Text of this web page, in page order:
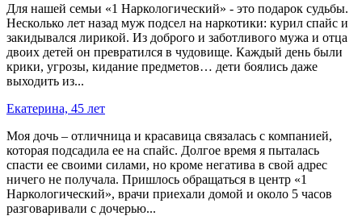
Для нашей семьи «1 Наркологический» - это подарок судьбы.
Несколько лет назад муж подсел на наркотики: курил спайс и
закидывался лирикой. Из доброго и заботливого мужа и отца
двоих детей он превратился в чудовище. Каждый день были
крики, угрозы, кидание предметов… дети боялись даже
выходить из...
Екатерина, 45 лет
Моя дочь – отличница и красавица связалась с компанией,
которая подсадила ее на спайс. Долгое время я пыталась
спасти ее своими силами, но кроме негатива в свой адрес
ничего не получала. Пришлось обращаться в центр «1
Наркологический», врачи приехали домой и около 5 часов
разговаривали с дочерью...